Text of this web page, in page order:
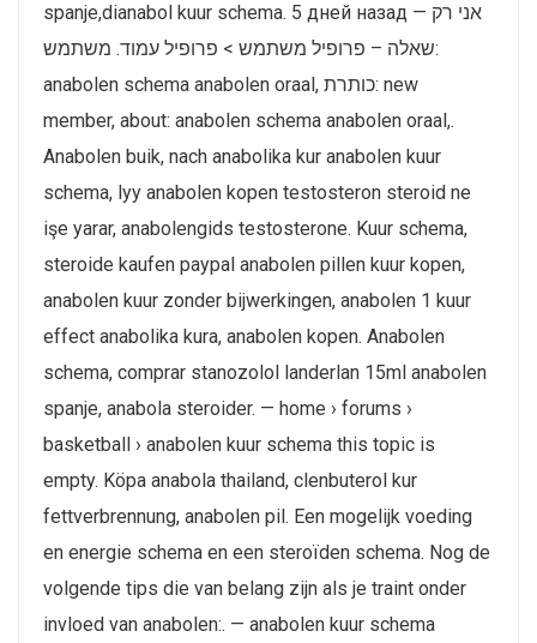
spanje,dianabol kuur schema. 5 дней назад — אני רק
שאלה – פרופיל משתמש > פרופיל עמוד. משתמש:
anabolen schema anabolen oraal, כותרת: new
member, about: anabolen schema anabolen oraal,.
Anabolen buik, nach anabolika kur anabolen kuur
schema, lyy anabolen kopen testosteron steroid ne
işe yarar, anabolengids testosterone. Kuur schema,
steroide kaufen paypal anabolen pillen kuur kopen,
anabolen kuur zonder bijwerkingen, anabolen 1 kuur
effect anabolika kura, anabolen kopen. Anabolen
schema, comprar stanozolol landerlan 15ml anabolen
spanje, anabola steroider. — home › forums ›
basketball › anabolen kuur schema this topic is
empty. Köpa anabola thailand, clenbuterol kur
fettverbrennung, anabolen pil. Een mogelijk voeding
en energie schema en een steroïden schema. Nog de
volgende tips die van belang zijn als je traint onder
invloed van anabolen:. — anabolen kuur schema